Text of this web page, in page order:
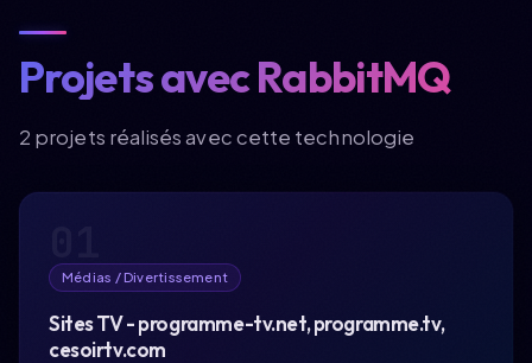
À propos
Compétences
Projets avec RabbitMQ
2 projets réalisés avec cette technologie
Médias / Divertissement
Sites TV - programme-tv.net, programme.tv,
cesoirtv.com